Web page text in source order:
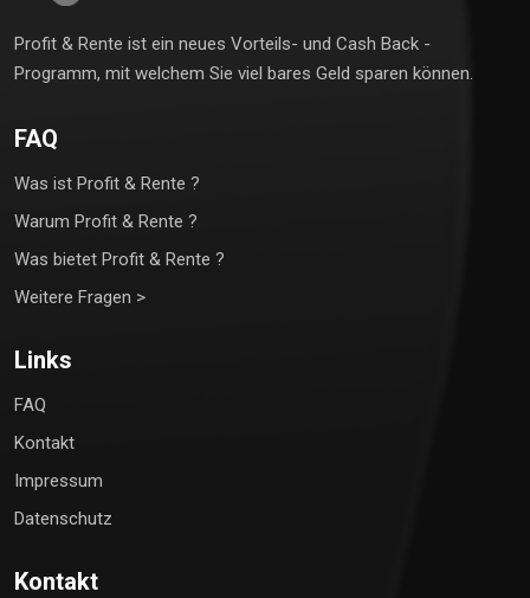
Profit & Rente ist ein neues Vorteils- und Cash Back -
Programm, mit welchem Sie viel bares Geld sparen können.
FAQ
Was ist Profit & Rente ?
Warum Profit & Rente ?
Was bietet Profit & Rente ?
Weitere Fragen >
Links
FAQ
Kontakt
Impressum
Datenschutz
Kontakt